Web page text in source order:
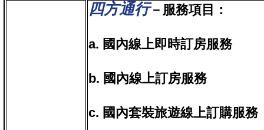
四方通行－服務項目：
a. 國內線上即時訂房服務
b. 國內線上訂房服務
c. 國內套裝旅遊線上訂購服務